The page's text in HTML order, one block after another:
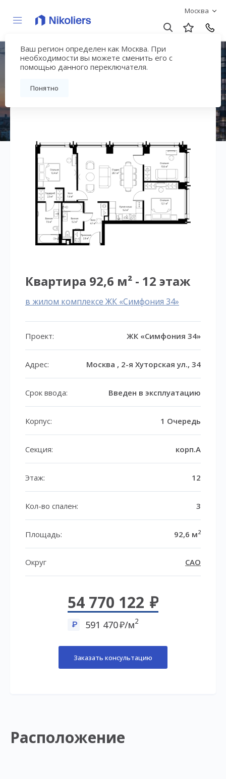
Москва
Ваш регион определен как Москва. При
необходимости вы можете сменить его с
помощью данного переключателя.
Понятно
ЖК «Симфония 34»
Вернуться на страницу жилого комплекса
Квартира 92,6 м² - 12 этаж
в жилом комплексе ЖК «Симфония 34»
Проект: ЖК «Симфония 34»
Адрес: Москва , 2-я Хуторская ул., 34
Срок ввода: Введен в эксплуатацию
Корпус: 1 Очередь
Секция: корп.A
Этаж: 12
Кол-во спален: 3
Площадь: 92,6 м2
Округ САО
54 770 122
591 470 /м2
Заказать консультацию
Расположение